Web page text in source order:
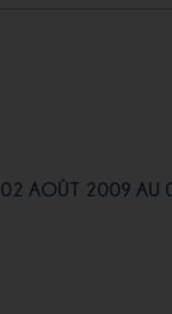
02 AOÛT 2009 AU